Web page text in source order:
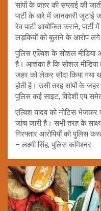
सांपों के जहर की सप्लाई की
पार्टी के बारे में जानकारी
रेव पार्टी आयोजित कराने,
लड़कियों को बुलाने के आरोप
पुलिस एल्विश के सोशल मीडिया
है। आशंका है कि सोशल मीडिया
जहर को लेकर सौदा किया गया
होती है। उसी तरह सांपों के
पुलिस कई साइट, विदेशी एप
एल्विश यादव को नोटिस भेजकर
जांच जारी है। सभी तरह के
गिरफ्तार आरोपियों को पुलिस
– लक्ष्मी सिंह, पुलिस कमिश्नर